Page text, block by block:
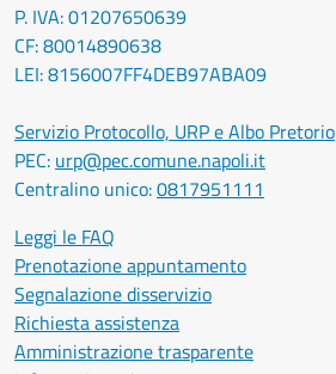
P. IVA: 01207650639
CF: 80014890638
LEI: 8156007FF4DEB97ABA09
Servizio Protocollo, URP e Albo Pretorio
PEC: urp@pec.comune.napoli.it
Centralino unico:0817951111
Leggi le FAQ
Prenotazione appuntamento
Segnalazione disservizio
Richiesta assistenza
Amministrazione trasparente